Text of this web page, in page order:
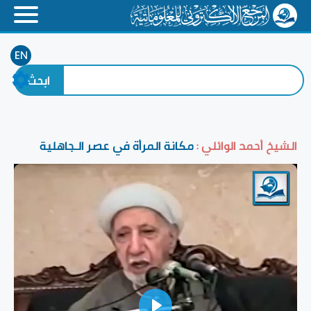
EN
الشيخ أحمد الوائلي :مكانة المرأة في عصر الـجاهلية